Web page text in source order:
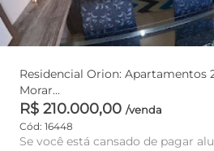
Residencial Orion: Apartamentos
Morar...
R$ 210.000,00 /venda
Cód: 16448
Se você está cansado de pagar